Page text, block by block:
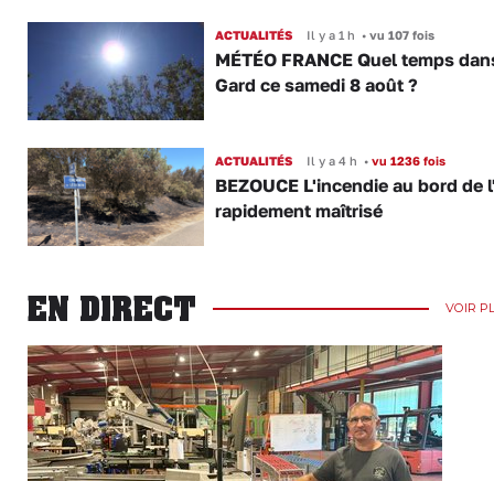
ACTUALITÉS Il y a 1 h •vu 107 fois
MÉTÉO FRANCE Quel temps
Gard ce samedi 8 août ?
ACTUALITÉS Il y a 4 h •vu 1236 fois
BEZOUCE L'incendie au bord de
rapidement maîtrisé
EN DIRECT VOIR